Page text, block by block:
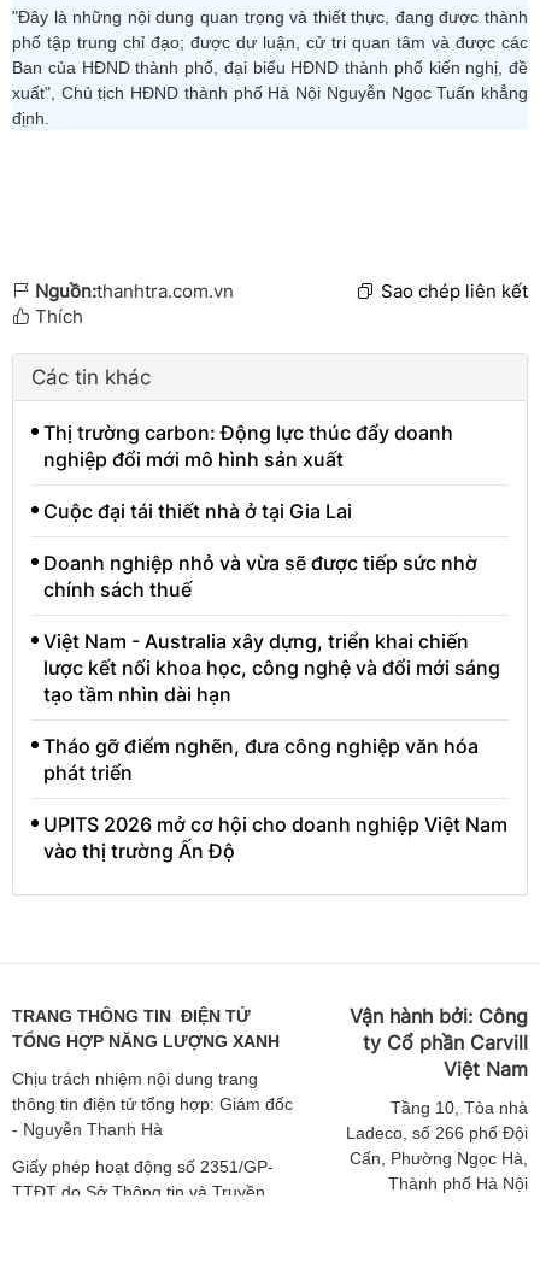
"Đây là những nội dung quan trọng và thiết thực, đang được thành
phố tập trung chỉ đạo; được dư luận, cử tri quan tâm và được các
Ban của HĐND thành phố, đại biểu HĐND thành phố kiến nghị, đề
xuất", Chủ tịch HĐND thành phố Hà Nội Nguyễn Ngọc Tuấn khẳng
định.
Nguồn:thanhtra.com.vn
Sao chép liên kết
Thích
Các tin khác
Thị trường carbon: Động lực thúc đẩy doanh
nghiệp đổi mới mô hình sản xuất
Cuộc đại tái thiết nhà ở tại Gia Lai
Doanh nghiệp nhỏ và vừa sẽ được tiếp sức nhờ
chính sách thuế
Việt Nam - Australia xây dựng, triển khai chiến
lược kết nối khoa học, công nghệ và đổi mới sáng
tạo tầm nhìn dài hạn
Tháo gỡ điểm nghẽn, đưa công nghiệp văn hóa
phát triển
UPITS 2026 mở cơ hội cho doanh nghiệp Việt Nam
vào thị trường Ấn Độ
TRANG THÔNG TIN ĐIỆN TỬ
TỔNG HỢP NĂNG LƯỢNG XANH
Chịu trách nhiệm nội dung trang
thông tin điện tử tổng hợp: Giám đốc
- Nguyễn Thanh Hà
Giấy phép hoạt động số 2351/GP-
TTĐT do Sở Thông tin và Truyền
Vận hành bởi: Công
ty Cổ phần Carvill
Việt Nam
Tầng 10, Tòa nhà
Ladeco, số 266 phố Đội
Cấn, Phường Ngọc Hà,
Thành phố Hà Nội